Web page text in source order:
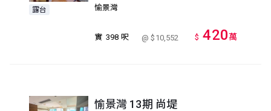
露台 愉景灣
實 398 呎 @ $10,552 $ 420萬
愉景灣 13期 尚堤